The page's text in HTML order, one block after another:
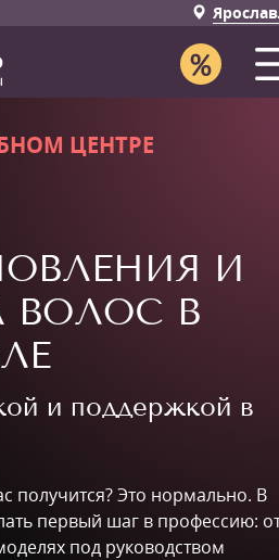
ЦЕНТРЕ
И
ВОЛОС В
и поддержкой в
получится? Это нормально. В
первый шаг в профессию:
под руководством